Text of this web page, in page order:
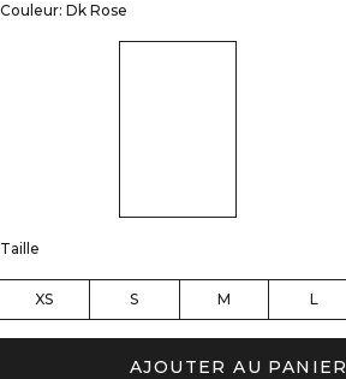
Couleur: Dk Rose
Taille
XS S M L
AJOUTER AU PANIER